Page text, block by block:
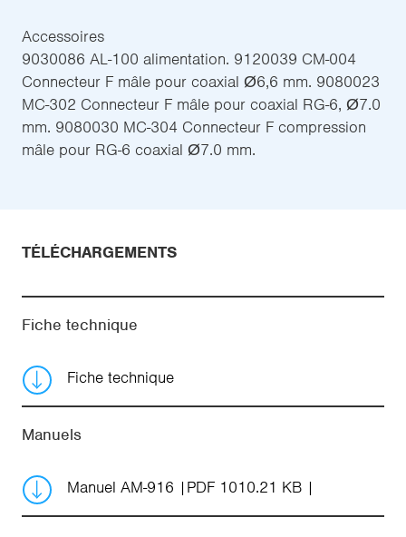
Accessoires
9030086 AL-100 alimentation. 9120039 CM-004
Connecteur F mâle pour coaxial Ø6,6 mm. 9080023
MC-302 Connecteur F mâle pour coaxial RG-6, Ø7.0
mm. 9080030 MC-304 Connecteur F compression
mâle pour RG-6 coaxial Ø7.0 mm.
TÉLÉCHARGEMENTS
Fiche technique
Fiche technique
Manuels
Manuel AM-916 PDF 1010.21 KB